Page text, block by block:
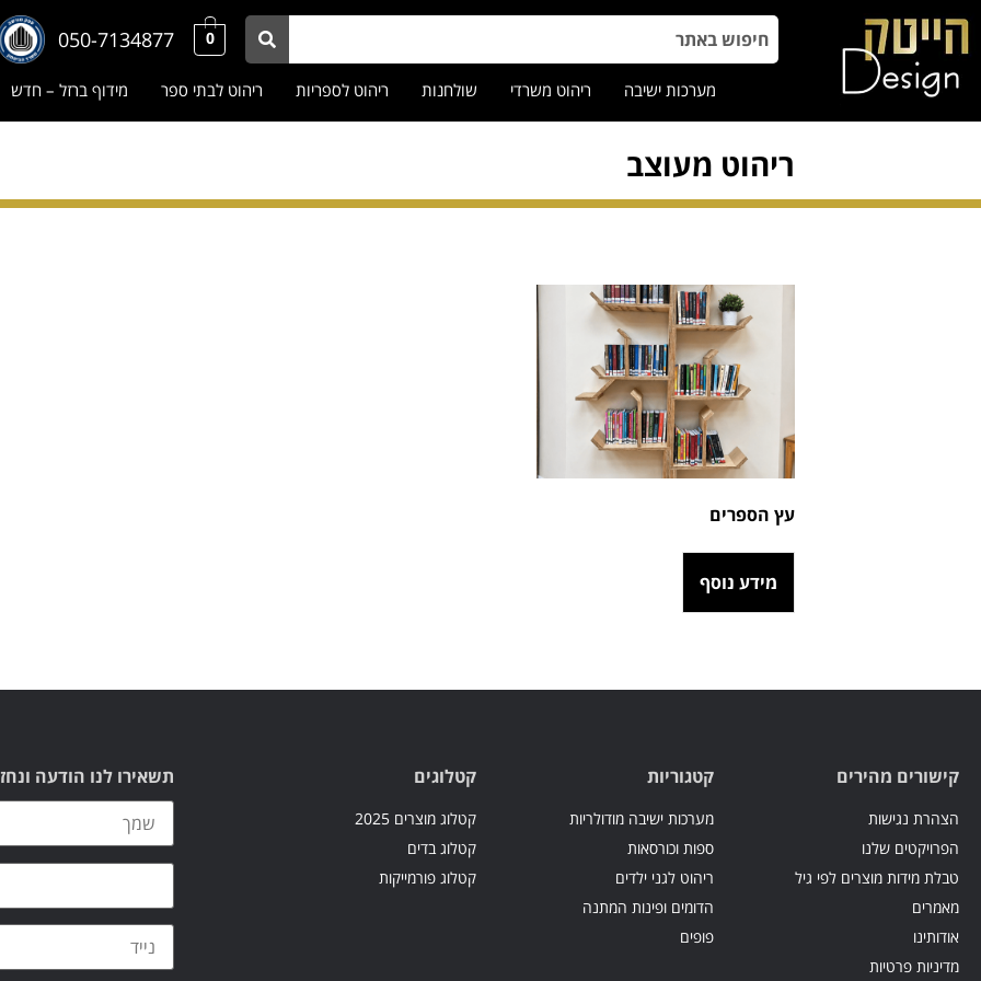
0
050-7134877
מערכות ישיבה ריהוט משרדי שולחנות ריהוט לספריות ריהוט לבתי ספר מידוף ברזל – חדש
ריהוט מעוצב
עץ הספרים
מידע נוסף
קישורים מהירים
הצהרת נגישות
הפרויקטים שלנו
טבלת מידות מוצרים לפי גיל
מאמרים
אודותינו
מדיניות פרטיות
קטגוריות
מערכות ישיבה מודולריות
ספות וכורסאות
ריהוט לגני ילדים
הדומים ופינות המתנה
פופים
קטלוגים
קטלוג מוצרים 2025
קטלוג בדים
קטלוג פורמייקות
תשאירו לנו הודעה